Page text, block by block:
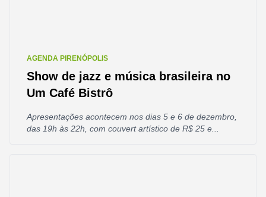
AGENDA PIRENÓPOLIS
Show de jazz e música brasileira no
Um Café Bistrô
Apresentações acontecem nos dias 5 e 6 de dezembro,
das 19h às 22h, com couvert artístico de R$ 25 e...